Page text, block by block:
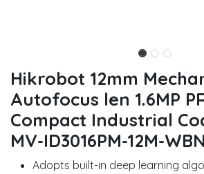
Hikrobot 12mm
Autofocus len 1.6MP
Compact Industrial
MV-ID3016PM-12M-WBN
Adopts built-in deep learning